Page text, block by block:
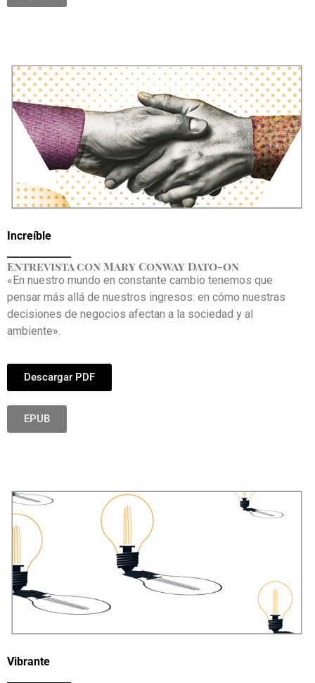
Increíble
Entrevista con Mary Conway Dato-on
«En nuestro mundo en constante cambio tenemos que
pensar más allá de nuestros ingresos: en cómo nuestras
decisiones de negocios afectan a la sociedad y al
ambiente».
Descargar PDF
EPUB
Vibrante